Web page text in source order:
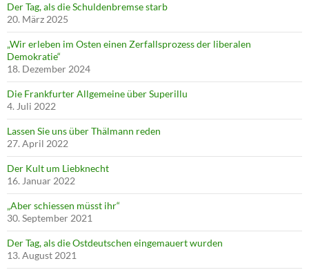
Der Tag, als die Schuldenbremse starb
20. März 2025
„Wir erleben im Osten einen Zerfallsprozess der liberalen
Demokratie“
18. Dezember 2024
Die Frankfurter Allgemeine über Superillu
4. Juli 2022
Lassen Sie uns über Thälmann reden
27. April 2022
Der Kult um Liebknecht
16. Januar 2022
„Aber schiessen müsst ihr“
30. September 2021
Der Tag, als die Ostdeutschen eingemauert wurden
13. August 2021